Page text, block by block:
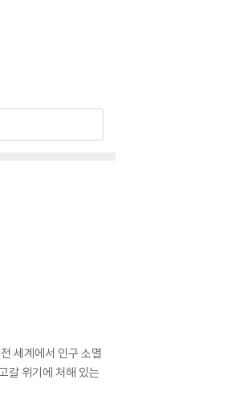
세계에서 인구 소멸
갈 위기에 처해 있는